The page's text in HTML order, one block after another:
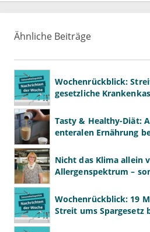
Ähnliche Beiträge
Wochenrückblick:
gesetzliche
Tasty & Healthy-Diät:
enteralen Ernährung
Nicht das Klima allein
Allergenspektrum –
Wochenrückblick: 19
Streit ums Spargesetz